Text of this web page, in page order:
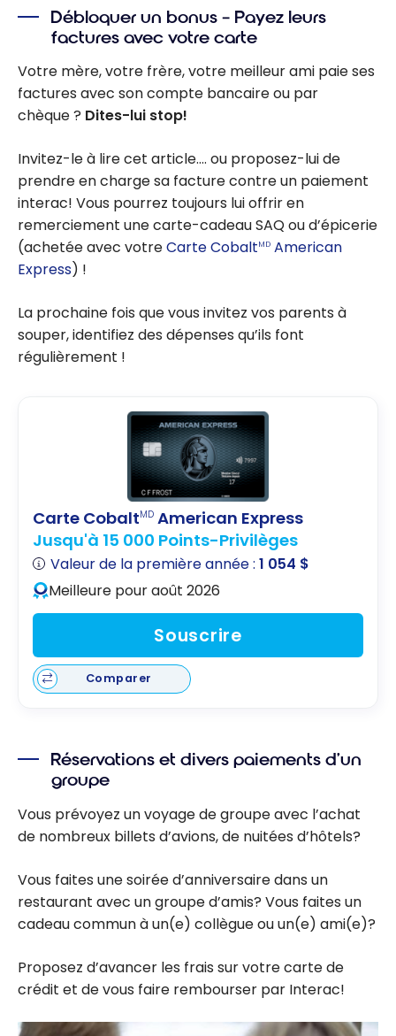
Débloquer un bonus – Payez leurs
factures avec votre carte
Votre mère, votre frère, votre meilleur ami paie ses
factures avec son compte bancaire ou par
chèque ? Dites-lui stop!
Invitez-le à lire cet article…. ou proposez-lui de
prendre en charge sa facture contre un paiement
interac! Vous pourrez toujours lui offrir en
remerciement une carte-cadeau SAQ ou d’épicerie
(achetée avec votreCarte CobaltMD American
Express) !
La prochaine fois que vous invitez vos parents à
souper, identifiez des dépenses qu’ils font
régulièrement !
Carte CobaltMD American Express
Jusqu'à 15 000 Points-Privilèges
Valeur de la première année :1 054 $
Meilleure pour août 2026
Souscrire
Comparer
Réservations et divers paiements d’un
groupe
Vous prévoyez un voyage de groupe avec l’achat
de nombreux billets d’avions, de nuitées d’hôtels?
Vous faites une soirée d’anniversaire dans un
restaurant avec un groupe d’amis? Vous faites un
cadeau commun à un(e) collègue ou un(e) ami(e)?
Proposez d’avancer les frais sur votre carte de
crédit et de vous faire rembourser par Interac!